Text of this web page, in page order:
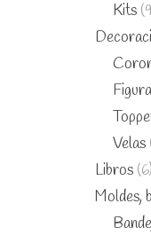
Kits
Velas
Libros (6)
Moldes,